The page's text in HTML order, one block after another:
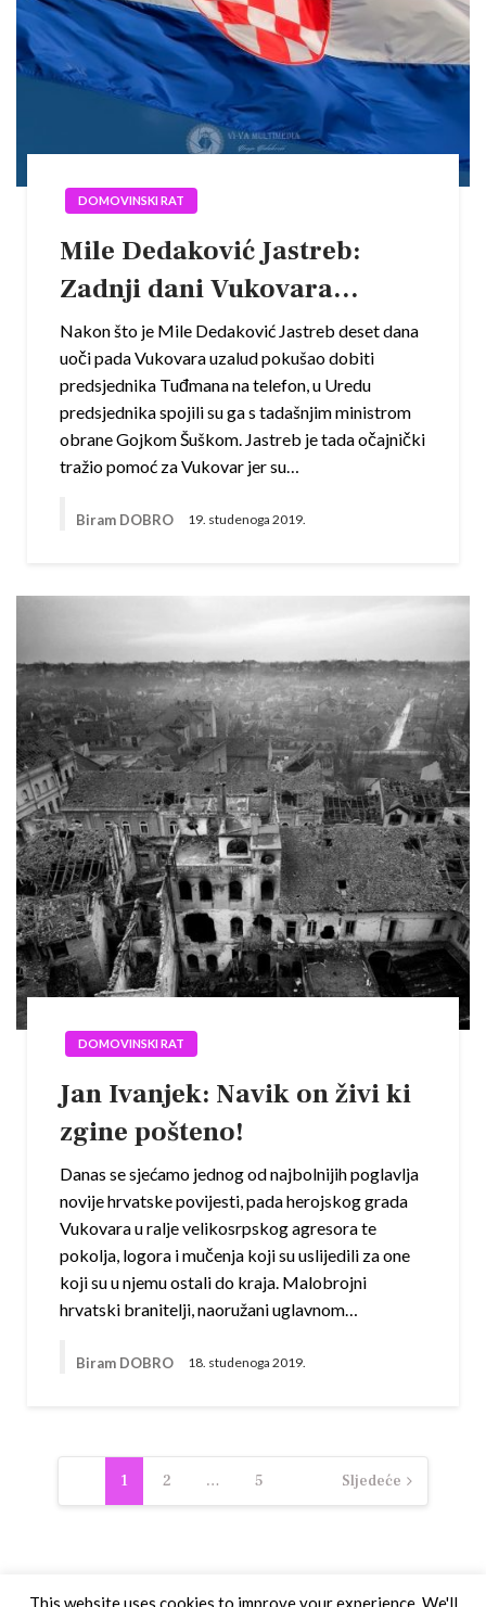
DOMOVINSKI RAT
Mile Dedaković Jastreb:
Zadnji dani Vukovara…
Nakon što je Mile Dedaković Jastreb deset dana
uoči pada Vukovara uzalud pokušao dobiti
predsjednika Tuđmana na telefon, u Uredu
predsjednika spojili su ga s tadašnjim ministrom
obrane Gojkom Šuškom. Jastreb je tada očajnički
tražio pomoć za Vukovar jer su…
Biram DOBRO 19. studenoga 2019.
DOMOVINSKI RAT
Jan Ivanjek: Navik on živi ki
zgine pošteno!
Danas se sjećamo jednog od najbolnijih poglavlja
novije hrvatske povijesti, pada herojskog grada
Vukovara u ralje velikosrpskog agresora te
pokolja, logora i mučenja koji su uslijedili za one
koji su u njemu ostali do kraja. Malobrojni
hrvatski branitelji, naoružani uglavnom…
Biram DOBRO 18. studenoga 2019.
Navigacija
objava
1 2 … 5 Sljedeće
This website uses cookies to improve your experience. We'll